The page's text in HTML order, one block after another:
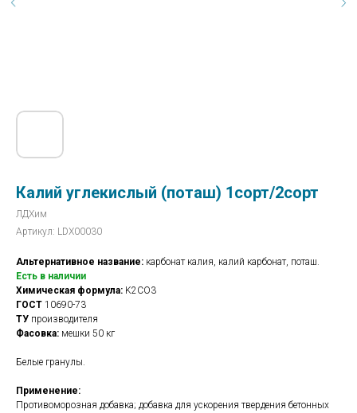
Калий углекислый (поташ) 1сорт/2сорт
ЛДХим
Артикул: LDX00030
Альтернативное название: карбонат калия, калий карбонат, поташ.
Есть в наличии
Химическая формула: K2CO3
ГОСТ 10690-73
ТУ производителя
Фасовка: мешки 50 кг
Белые гранулы.
Применение:
Противоморозная добавка; добавка для ускорения твердения бетонных